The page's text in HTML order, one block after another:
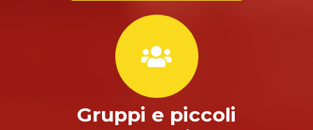
Gruppi e piccoli